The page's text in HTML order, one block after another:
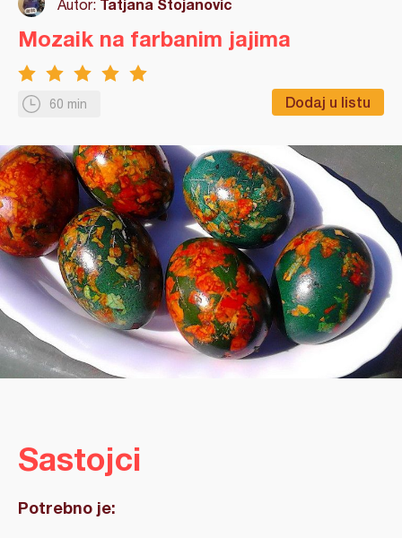
Autor: Tatjana Stojanovic
60 min Dodaj u listu
Mozaik na farbanim jajima
Sastojci
Potrebno je: